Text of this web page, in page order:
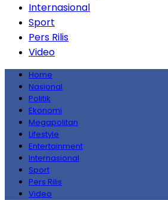
Internasional
Sport
Pers Rilis
Video
Home
Nasional
Politik
Ekonomi
Megapolitan
Lifestyle
Entertainment
Internasional
Sport
Pers Rilis
Video